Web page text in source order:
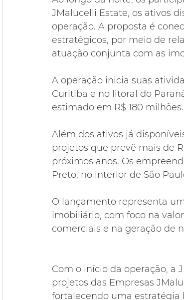
JMalucelli Estate, os ativos
operação. A proposta é
estratégicos, por meio de
atuação conjunta com as
A operação inicia suas
Curitiba e no litoral do
estimado em R$ 180 milhões.
Além dos ativos já
projetos que prevê mais de
próximos anos. Os
Preto, no interior de São
O lançamento representa
imobiliário, com foco na
comerciais e na geração de
Com o início da operação, a
projetos das Empresas
fortalecendo uma estratégia